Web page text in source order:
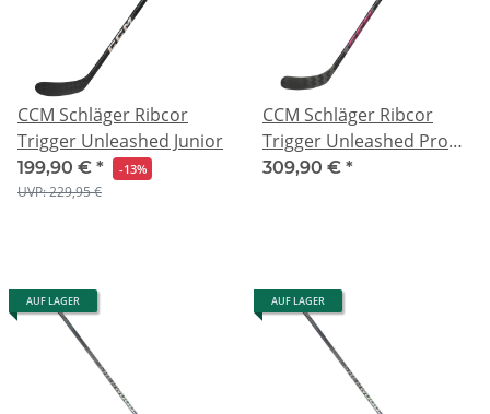
CCM Schläger Ribcor
Trigger Unleashed Junior
199,90 € * -13%
UVP: 229,95 €
CCM Schläger Ribcor
Trigger Unleashed Pro
Junior
309,90 € *
AUF LAGER AUF LAGER